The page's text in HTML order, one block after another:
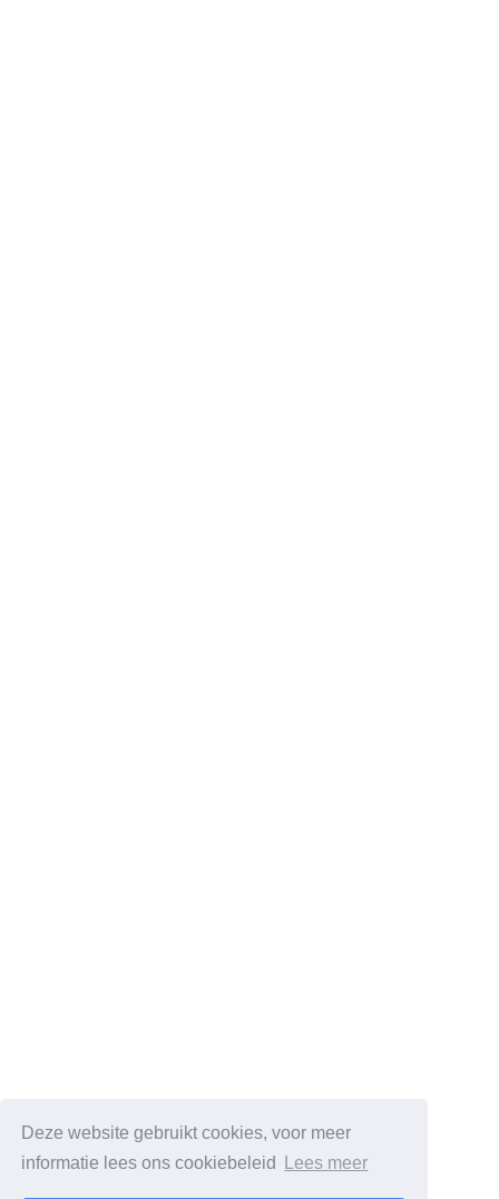
Deze website gebruikt cookies, voor meer
informatie lees ons cookiebeleid
Lees meer